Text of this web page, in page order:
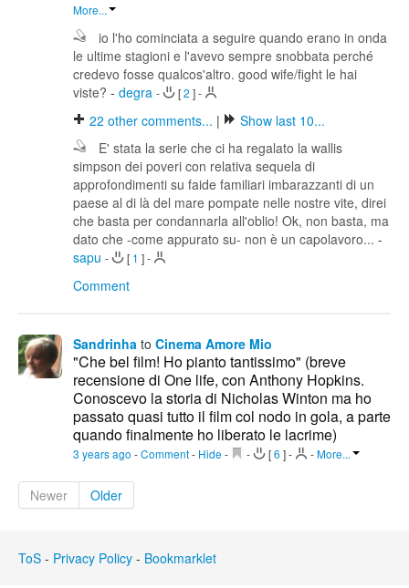
More...
io l'ho cominciata a seguire quando erano in onda
le ultime stagioni e l'avevo sempre snobbata perché
credevo fosse qualcos'altro. good wife/fight le hai
viste? - degra - [2 ]-
22 other comments... |
Show last 10...
E' stata la serie che ci ha regalato la wallis
simpson dei poveri con relativa sequela di
approfondimenti su faide familiari imbarazzanti di un
paese al di là del mare pompate nelle nostre vite, direi
che basta per condannarla all'oblio! Ok, non basta, ma
dato che -come appurato su- non è un capolavoro... -
sapu - [ 1 ]-
Comment
Sandrinha to Cinema Amore Mio
"Che bel film! Ho pianto tantissimo" (breve
recensione di One life, con Anthony Hopkins.
Conoscevo la storia di Nicholas Winton ma ho
passato quasi tutto il film col nodo in gola, a parte
quando finalmente ho liberato le lacrime)
3 years ago -Comment- Hide - - [6 ]- -More...
Newer Older
ToS - Privacy Policy - Bookmarklet